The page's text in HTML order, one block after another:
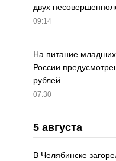
двух
09:14
На питание
России
рублей
07:30
5 августа
В Челябинске